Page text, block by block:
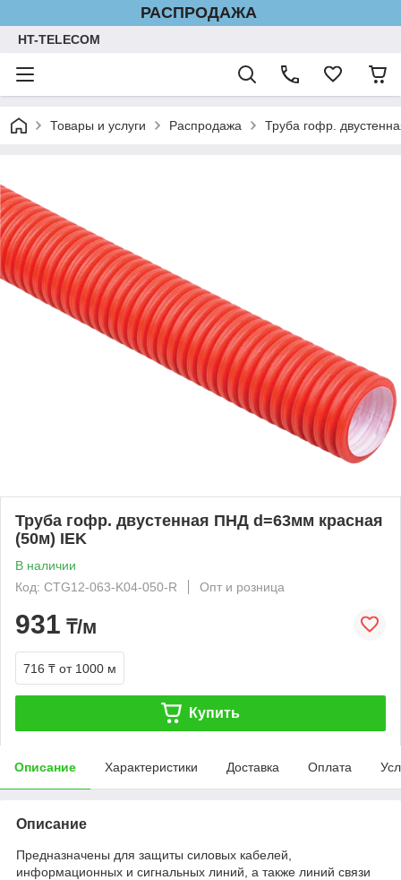
РАСПРОДАЖА
HT-TELECOM
Товары и услуги Распродажа Труба гофр.
Труба гофр. двустенная ПНД d=63мм красная
(50м) IEK
В наличии
Код: CTG12-063-K04-050-R
Опт и розница
931 ₸/м
716 ₸ от 1000 м
Купить
Описание Характеристики Доставка Оплата
Описание
Предназначены для защиты силовых кабелей,
информационных и сигнальных линий, а также линий связи